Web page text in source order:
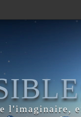
l'imaginaire,